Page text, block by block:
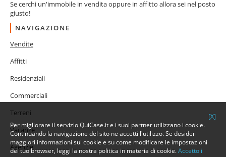
Se cerchi un'immobile in vendita oppure in affitto allora sei nel posto
giusto!
NAVIGAZIONE
Vendite
Affitti
Residenziali
Commerciali
Terreni
Vacanze
Agenzie
[X]
Per migliorare il servizio QuiCase.it e i suoi partner utilizzano i cookie.
Continuando la navigazione del sito ne accetti l'utilizzo. Se desideri
maggiori informazioni sui cookie e su come modificare le impostazioni
del tuo browser, leggi la nostra politica in materia di cookie.Accetto i